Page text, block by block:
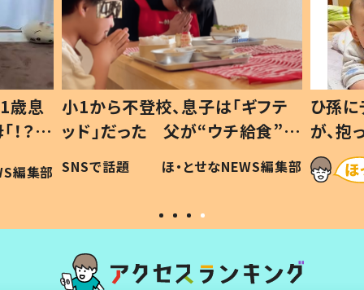
歳息
？」
編集部
小1から不登校、息子は「ギフテ
ッド」だった 父が“ウチ給食”を
作り続ける理由とは #令和の親
#令和の子
SNSで話題 ほ・とせなNEWS編集部
ひ孫
が、
「涙が
い」